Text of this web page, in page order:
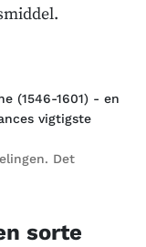
(1546-1601) - en
vigtigste
Det
sorte